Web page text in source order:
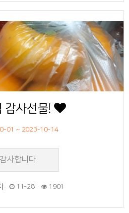
감사선물!
01 ~ 2023-10-14
감사합니다
11-28 1901